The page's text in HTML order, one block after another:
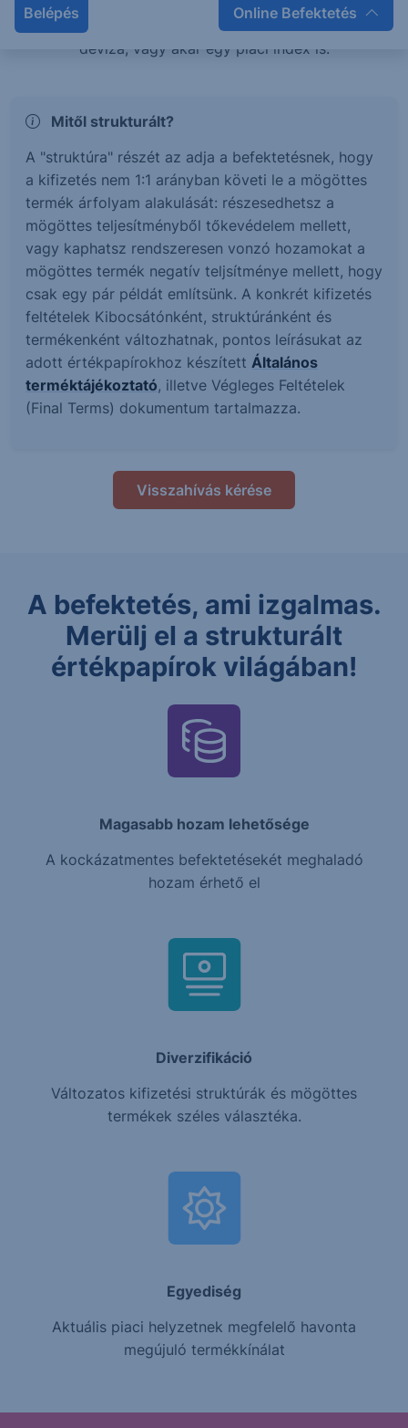
Belépés Online Befektetés
mögöttes termék lehet részvény, kötvény, árucikk,
deviza, vagy akár egy piaci index is.
Mitől strukturált?
A "struktúra" részét az adja a befektetésnek, hogy
a kifizetés nem 1:1 arányban követi le a mögöttes
termék árfolyam alakulását: részesedhetsz a
mögöttes teljesítményből tőkevédelem mellett,
vagy kaphatsz rendszeresen vonzó hozamokat a
mögöttes termék negatív teljsítménye mellett, hogy
csak egy pár példát említsünk. A konkrét kifizetés
feltételek Kibocsátónként, struktúránként és
termékenként változhatnak, pontos leírásukat az
adott értékpapírokhoz készített Általános
terméktájékoztató, illetve Végleges Feltételek
(Final Terms) dokumentum tartalmazza.
Visszahívás kérése
A befektetés, ami izgalmas.
Merülj el a strukturált
értékpapírok világában!
Magasabb hozam lehetősége
A kockázatmentes befektetésekét meghaladó
hozam érhető el
Diverzifikáció
Változatos kifizetési struktúrák és mögöttes
termékek széles választéka.
Egyediség
Aktuális piaci helyzetnek megfelelő havonta
megújuló termékkínálat